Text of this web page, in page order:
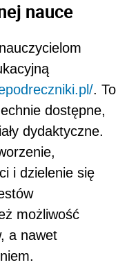
nauce
. To
dostępne,
dydaktyczne.
i dzielenie się
możliwość
a nawet